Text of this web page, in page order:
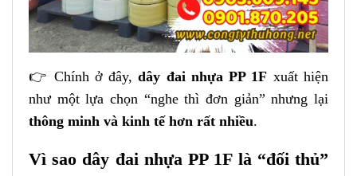
👉 Chính ở đây,dây đai nhựa PP 1F xuất hiện
như một lựa chọn “nghe thì đơn giản” nhưng lại
thông minh và kinh tế hơn rất nhiều.
Vì sao dây đai nhựa PP 1F là “đối thủ”